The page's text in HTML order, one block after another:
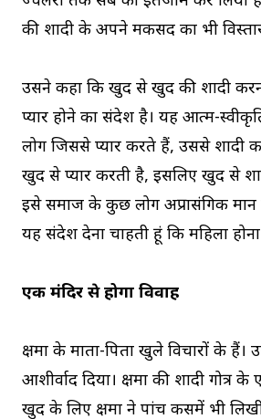
की शादी के अपने मकसद का भी
उसने कहा कि खुद से खुद की शादी
प्यार होने का संदेश है। यह आत्म-
लोग जिससे प्यार करते हैं, उससे शादी
खुद से प्यार करती है, इसलिए खुद से
इसे समाज के कुछ लोग अप्रासंगिक
यह संदेश देना चाहती हूं कि महिला
एक मंदिर से होगा विवाह
क्षमा के माता-पिता खुले विचारों के हैं।
आशीर्वाद दिया। क्षमा की शादी गोत्र के
खुद के लिए क्षमा ने पांच कसमें भी लिखी